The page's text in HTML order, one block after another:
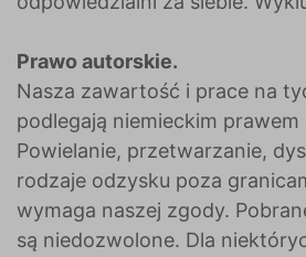
Prawo autorskie.
Nasza zawartość i prace na
podlegają niemieckim prawem
Powielanie, przetwarzanie,
rodzaje odzysku poza
wymaga naszej zgody.
są niedozwolone. Dla